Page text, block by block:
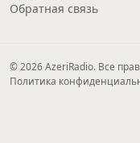
Обратная связь
© 2026 AzeriRadio. Все
Политика